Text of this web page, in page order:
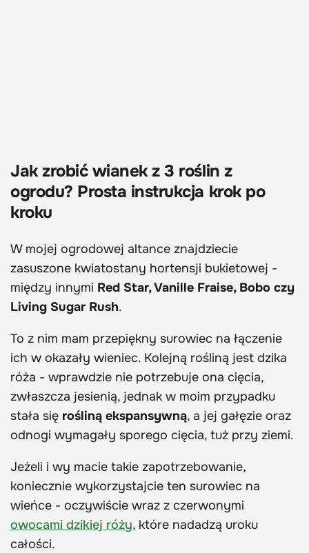
Jak zrobić wianek z 3 roślin z
ogrodu? Prosta instrukcja krok po
kroku
W mojej ogrodowej altance znajdziecie
zasuszone kwiatostany hortensji bukietowej -
między innymi Red Star, Vanille Fraise, Bobo czy
Living Sugar Rush.
To z nim mam przepiękny surowiec na łączenie
ich w okazały wieniec. Kolejną rośliną jest dzika
róża - wprawdzie nie potrzebuje ona cięcia,
zwłaszcza jesienią, jednak w moim przypadku
stała się rośliną ekspansywną, a jej gałęzie oraz
odnogi wymagały sporego cięcia, tuż przy ziemi.
Jeżeli i wy macie takie zapotrzebowanie,
koniecznie wykorzystajcie ten surowiec na
wieńce - oczywiście wraz z czerwonymi
owocami dzikiej róży, które nadadzą uroku
całości.